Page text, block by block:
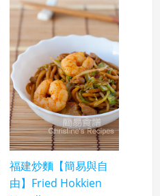
福建炒麵【簡易與自
由】Fried Hokkien